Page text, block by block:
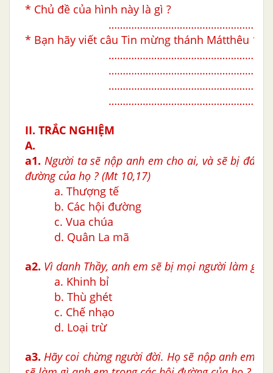
* Chủ đề của hình này là gì ?
………………………………………………….
* Bạn hãy viết câu Tin mừng thánh Mátthêu
………………………………………………….
………………………………………………….
………………………………………………….
………………………………………………….
II. TRẮC NGHIỆM
A.
a1. Người ta sẽ nộp anh em cho ai, và sẽ bị đánh
đường của họ ? (Mt 10,17)
a. Thượng tế
b. Các hội đường
c. Vua chúa
d. Quân La mã
a2. Vì danh Thầy, anh em sẽ bị mọi người làm gì ?
a. Khinh bỉ
b. Thù ghét
c. Chế nhạo
d. Loại trừ
a3. Hãy coi chừng người đời. Họ sẽ nộp anh em